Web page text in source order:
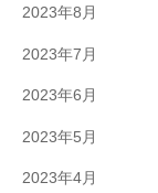
2023年8月
2023年7月
2023年6月
2023年5月
2023年4月